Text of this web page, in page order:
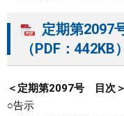
定期第2097
（PDF：442KB）
＜定期第2097号 目次＞
○告示